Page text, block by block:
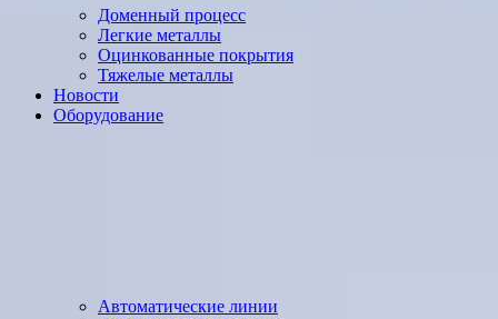
Доменный процесс
Легкие металлы
Оцинкованные покрытия
Тяжелые металлы
Новости
Оборудование
Автоматические линии